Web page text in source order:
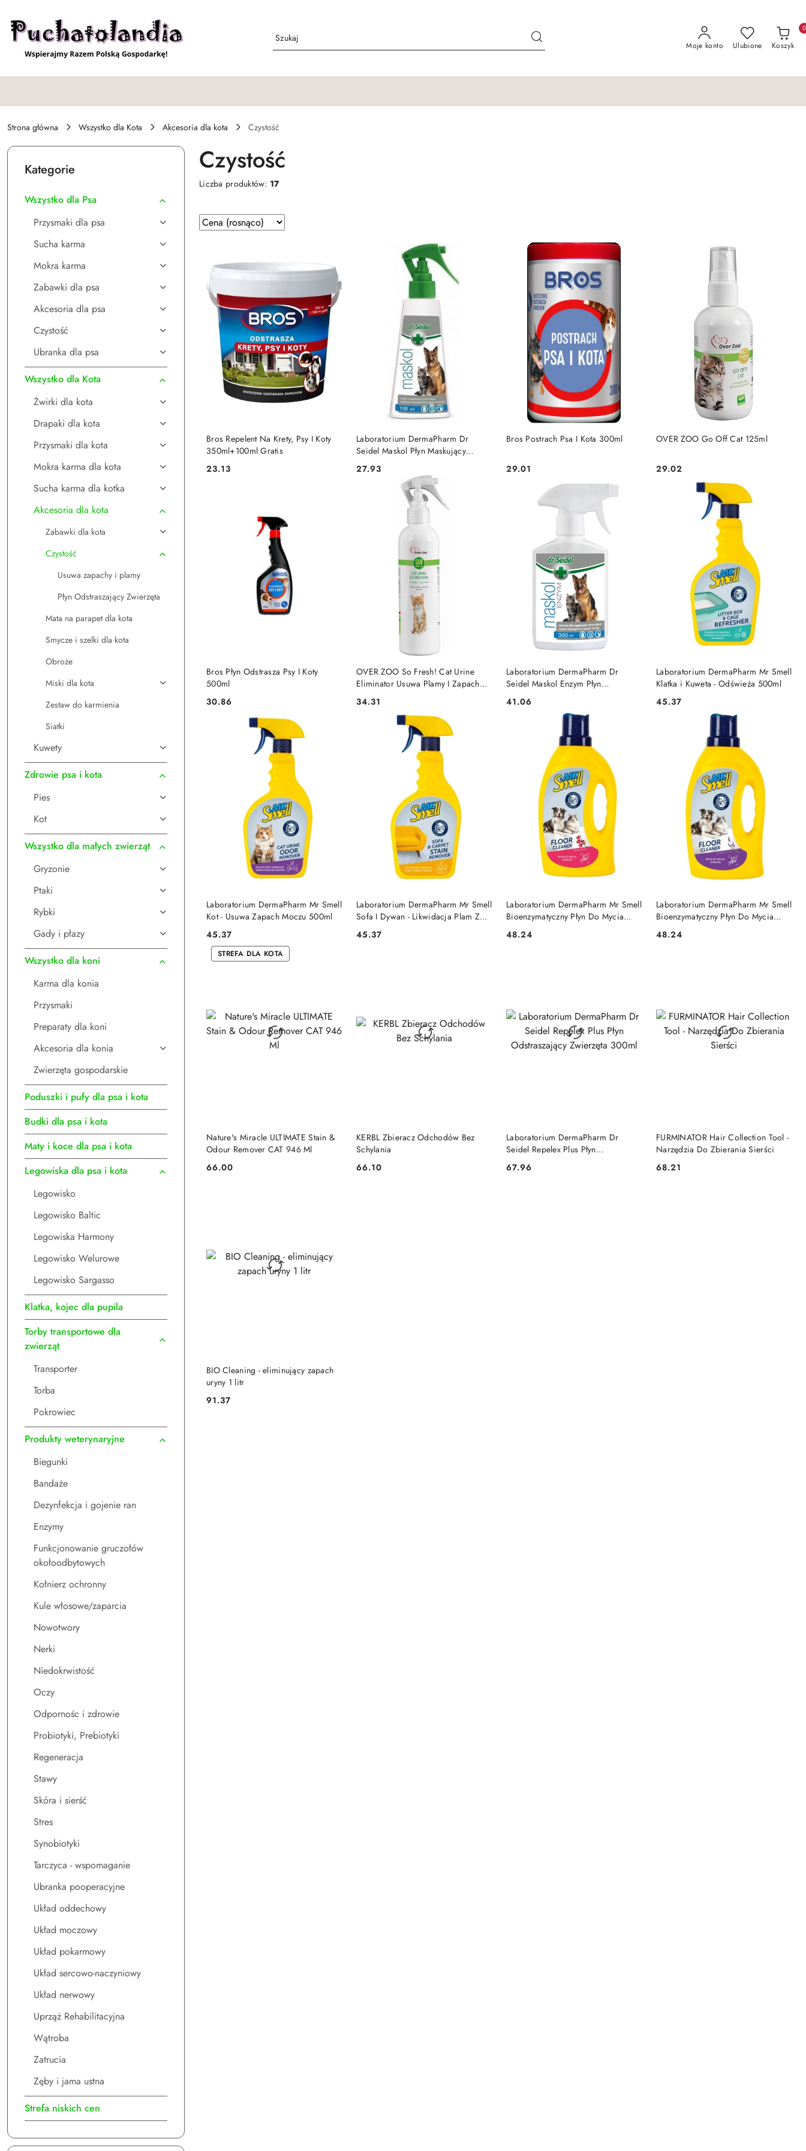
Moje konto Ulubione Koszyk
0
Strona główna Wszystko dla Kota Akcesoria dla kota Czystość
Kategorie
Wszystko dla Psa
Przysmaki dla psa
Sucha karma
Mokra karma
Zabawki dla psa
Akcesoria dla psa
Czystość
Ubranka dla psa
Wszystko dla Kota
Żwirki dla kota
Drapaki dla kota
Przysmaki dla kota
Mokra karma dla kota
Sucha karma dla kotka
Akcesoria dla kota
Zabawki dla kota
Czystość
Usuwa zapachy i plamy
Płyn Odstraszający Zwierzęta
Mata na parapet dla kota
Smycze i szelki dla kota
Obroże
Miski dla kota
Zestaw do karmienia
Siatki
Kuwety
Zdrowie psa i kota
Pies
Kot
Wszystko dla małych zwierząt
Gryzonie
Ptaki
Rybki
Gady i płazy
Wszystko dla koni
Karma dla konia
Przysmaki
Preparaty dla koni
Akcesoria dla konia
Zwierzęta gospodarskie
Poduszki i pufy dla psa i kota
Budki dla psa i kota
Maty i koce dla psa i kota
Legowiska dla psa i kota
Legowisko
Legowisko Baltic
Legowiska Harmony
Legowisko Welurowe
Legowisko Sargasso
Klatka, kojec dla pupila
Torby transportowe dla
zwierząt
Transporter
Torba
Pokrowiec
Produkty weterynaryjne
Biegunki
Bandaże
Dezynfekcja i gojenie ran
Enzymy
Funkcjonowanie gruczołów
okołoodbytowych
Kołnierz ochronny
Kule włosowe/zaparcia
Nowotwory
Nerki
Niedokrwistość
Oczy
Odpornośc i zdrowie
Probiotyki, Prebiotyki
Regeneracja
Stawy
Skóra i sierść
Stres
Synobiotyki
Tarczyca - wspomaganie
Ubranka pooperacyjne
Układ oddechowy
Układ moczowy
Układ pokarmowy
Układ sercowo-naczyniowy
Układ nerwowy
Uprząż Rehabilitacyjna
Wątroba
Zatrucia
Zęby i jama ustna
Strefa niskich cen
Czystość
Liczba produktów: 17
Zastosowano
sortowanie:
(rosnąco).
Sortuj
według
Bros Repelent Na Krety, Psy I Koty
350ml+100ml Gratis
Cena:
23.13
DO KOSZYKA
Laboratorium DermaPharm Dr
Seidel Maskol Płyn Maskujący
Cena:
27.93
DO KOSZYKA Bros Postrach Psa I Kota 300ml
Cena:
29.01
DO KOSZYKA OVER ZOO Go Off Cat 125ml
Cena:
29.02
DO KOSZYKA
Bros Płyn Odstrasza Psy I Koty
500ml
Cena:
30.86
DO KOSZYKA
OVER ZOO So Fresh! Cat Urine
Eliminator Usuwa Plamy I Zapach
Cena:
34.31
DO KOSZYKA
Laboratorium DermaPharm Dr
Seidel Maskol Enzym Płyn
Cena:
41.06
DO KOSZYKA
Laboratorium DermaPharm Mr Smell
Klatka i Kuweta - Odświeża 500ml
Cena:
45.37
DO KOSZYKA
Laboratorium DermaPharm Mr Smell
Kot - Usuwa Zapach Moczu 500ml
Cena:
45.37
DO KOSZYKA
Laboratorium DermaPharm Mr Smell
Sofa I Dywan - Likwidacja Plam Z
Cena:
45.37
DO KOSZYKA
Laboratorium DermaPharm Mr Smell
Bioenzymatyczny Płyn Do Mycia
Cena:
48.24
DO KOSZYKA
Laboratorium DermaPharm Mr Smell
Bioenzymatyczny Płyn Do Mycia
Cena:
48.24
DO KOSZYKA
Nature's Miracle ULTIMATE Stain &
Odour Remover CAT 946 Ml
Cena:
66.00
STREFA DLA KOTA
DO KOSZYKA
KERBL Zbieracz Odchodów Bez
Schylania
Cena:
66.10
DO KOSZYKA
Laboratorium DermaPharm Dr
Seidel Repelex Plus Płyn
Cena:
67.96
DO KOSZYKA
FURMINATOR Hair Collection Tool -
Narzędzia Do Zbierania Sierści
Cena:
68.21
DO KOSZYKA
BIO Cleaning - eliminujący zapach
uryny 1 litr
Cena:
91.37
DO KOSZYKA